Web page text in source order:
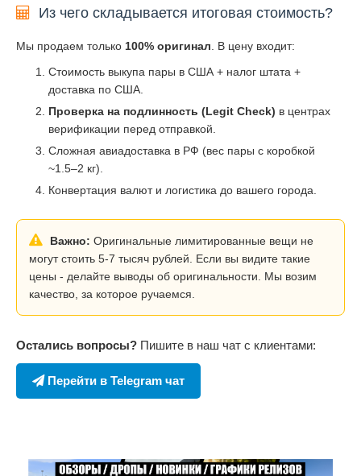
Из чего складывается итоговая стоимость?
Мы продаем только 100% оригинал . В цену входит:
Стоимость выкупа пары в США + налог штата +
доставка по США.
Проверка на подлинность (Legit Check) в центрах
верификации перед отправкой.
Сложная авиадоставка в РФ (вес пары с коробкой
~1.5–2 кг).
Конвертация валют и логистика до вашего города.
Важно: Оригинальные лимитированные вещи не
могут стоить 5-7 тысяч рублей. Если вы видите такие
цены - делайте выводы об оригинальности. Мы возим
качество, за которое ручаемся.
Остались вопросы? Пишите в наш чат с клиентами:
Перейти в Telegram чат